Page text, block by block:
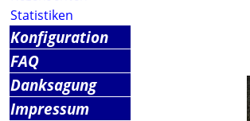
Statistiken
Konfiguration
FAQ
Danksagung
Impressum